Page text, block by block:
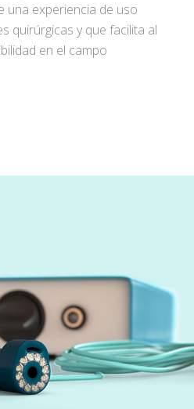
una experiencia de uso
quirúrgicas y que facilita al
en el campo